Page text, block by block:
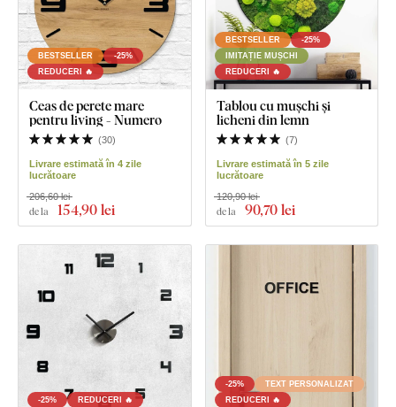
BESTSELLER
-25%
REDUCERI 🔥
Ceas de perete mare
pentru living - Numero
(30)
Livrare estimată în 4 zile
lucrătoare
de la 154,90 lei
206,60 lei
BESTSELLER
-25%
IMITAȚIE MUȘCHI
REDUCERI 🔥
Tablou cu mușchi și
licheni din lemn
(7)
Livrare estimată în 5 zile
lucrătoare
de la 90,70 lei
120,90 lei
-25% REDUCERI 🔥
-25%
TEXT PERSONALIZAT
REDUCERI 🔥